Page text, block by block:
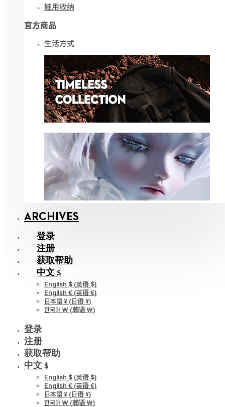
娃用收纳
官方商品
生活方式
ARCHIVES
登录
注册
获取帮助
中文 $
English $ (英语 $)
English € (英语 €)
日本語 ¥ ( 日语 ¥)
한국어 ￦ (韩语 ￦)
登录
注册
获取帮助
中文 $
English $ (英语 $)
English € (英语 €)
日本語 ¥ ( 日语 ¥)
한국어 ￦ (韩语 ￦)